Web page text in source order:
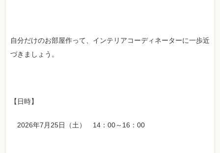
自分だけのお部屋作って、インテリアコーディネーターに一歩近
づきましょう。
【日時】
2026年7月25日（土） 14：00～16：00